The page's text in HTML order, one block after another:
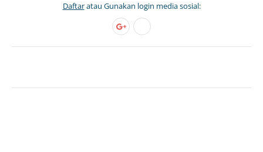
Daftaratau Gunakan login media sosial: